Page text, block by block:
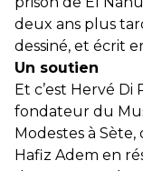
deux ans plus
dessiné, et écrit
Un soutien
Et c’est Hervé Di
fondateur du
Modestes à
Hafiz Adem en